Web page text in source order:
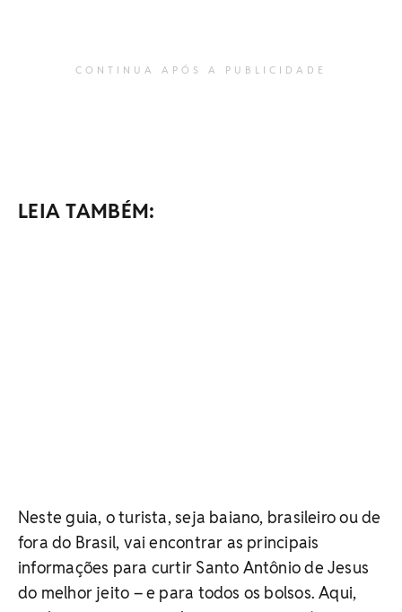
CONTINUA APÓS A PUBLICIDADE
LEIA TAMBÉM:
Neste guia, o turista, seja baiano, brasileiro ou de
fora do Brasil, vai encontrar as principais
informações para curtir Santo Antônio de Jesus
do melhor jeito – e para todos os bolsos. Aqui,